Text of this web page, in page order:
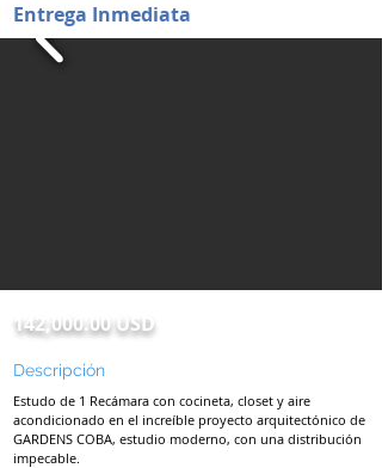
Entrega Inmediata
Descripción
Estudo de 1 Recámara con cocineta, closet y aire
acondicionado en el increíble proyecto arquitectónico de
GARDENS COBA, estudio moderno, con una distribución
impecable.
142,000.00 USD